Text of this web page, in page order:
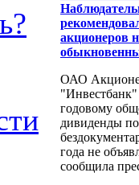
акционеров
ОАО
годовому
дивиденды
года не
сообщила